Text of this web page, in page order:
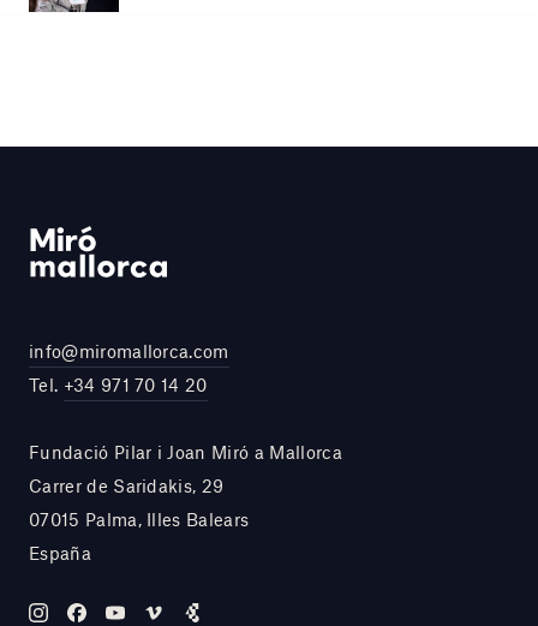
info@miromallorca.com
Tel. +34 971 70 14 20
Fundació Pilar i Joan Miró a Mallorca
Carrer de Saridakis, 29
07015 Palma, Illes Balears
España